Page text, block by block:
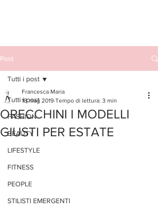
Post
Tutti i post
FASHION
BEAUTY
LIFESTYLE
FITNESS
PEOPLE
STILISTI EMERGENTI
Tutti i post
ORECCHINI I MODELLI
GIUSTI PER ESTATE
Francesca Maria
18 mag 2019 Tempo di lettura: 3 min